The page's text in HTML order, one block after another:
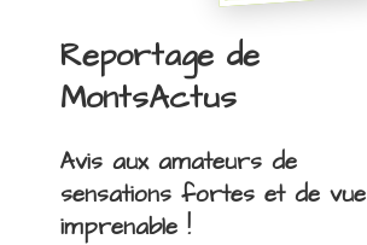
Reportage de
MontsActus
Avis aux amateurs de
sensations fortes et de vue
imprenable !